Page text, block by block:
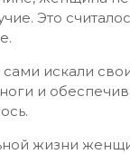
Это
сами искали
ноги и
жизни